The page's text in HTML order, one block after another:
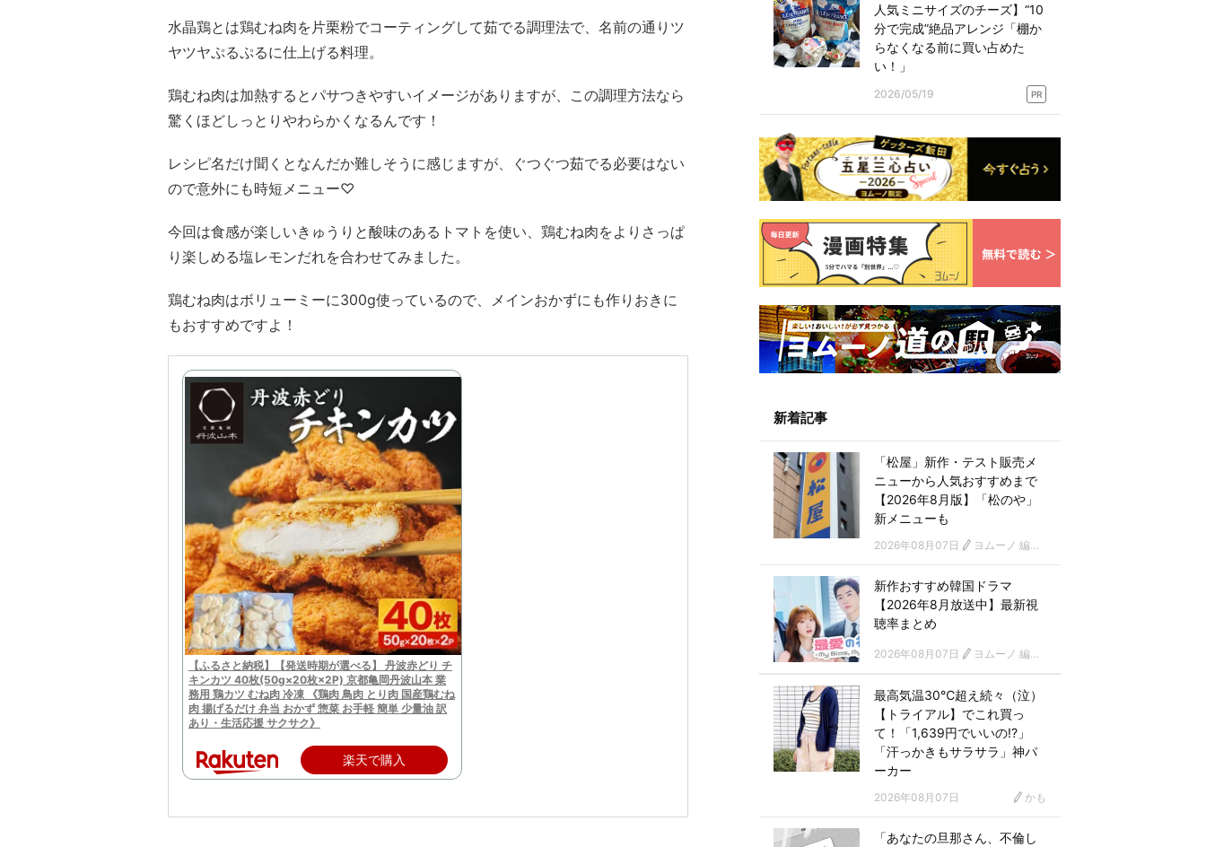
水晶鶏とは鶏むね肉を片栗粉でコーティングして茹でる調理法で、名前の通りツ
ヤツヤぷるぷるに仕上げる料理。
鶏むね肉は加熱するとパサつきやすいイメージがありますが、この調理方法なら
驚くほどしっとりやわらかくなるんです！
レシピ名だけ聞くとなんだか難しそうに感じますが、ぐつぐつ茹でる必要はない
ので意外にも時短メニュー♡
今回は食感が楽しいきゅうりと酸味のあるトマトを使い、鶏むね肉をよりさっぱ
り楽しめる塩レモンだれを合わせてみました。
鶏むね肉はボリューミーに300g使っているので、メインおかずにも作りおきに
もおすすめですよ！
【ふるさと納税】【発送時期が選べる】 丹波赤どり チ
キンカツ 40枚(50g×20枚×2P) 京都亀岡丹波山本 業
務用 鶏カツ むね肉 冷凍 《鶏肉 鳥肉 とり肉 国産鶏むね
肉 揚げるだけ 弁当 おかず 惣菜 お手軽 簡単 少量油 訳
あり・生活応援 サクサク》
楽天で購入
人気ミニサイズのチーズ】“10
分で完成”絶品アレンジ「棚か
らなくなる前に買い占めた
い！」
2026/05/19 PR
新着記事
「松屋」新作・テスト販売メ
ニューから人気おすすめまで
【2026年8月版】「松のや」
新メニューも
2026年08月07日 ヨムーノ 編集部
新作おすすめ韓国ドラマ
【2026年8月放送中】最新視
聴率まとめ
2026年08月07日 ヨムーノ 編集部 韓国ドラマチーム
最高気温30℃超え続々（泣）
【トライアル】でこれ買っ
て！「1,639円でいいの!?」
「汗っかきもサラサラ」神パ
ーカー
2026年08月07日 かも
「あなたの旦那さん、不倫し